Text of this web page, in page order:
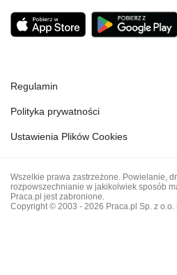
Regulamin
Polityka prywatności
Ustawienia Plików Cookies
Wszelkie prawa zastrzeżone. Powielanie,
rozpowszechnianie w jakikolwiek sposób
Praca.pl jest zabronione.
Copyright © 2003 - 2026 Praca.pl Sp. z